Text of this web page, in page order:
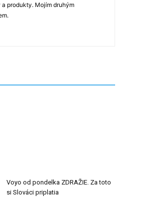
produkty. Mojím druhým
Voyo od pondelka ZDRAŽIE. Za toto
si Slováci priplatia